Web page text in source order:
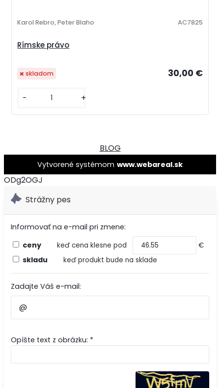
Rímske právo
Karol Rebro, Peter Blaho AC7825
30,00 €
- +
skladom
BLOG
Vytvorené systémom www.webareal.sk
ODg2OGJ
Strážny pes
Informovať na e-mail pri zmene:
ceny
keď cena klesne pod €
skladu keď produkt bude na sklade
Zadajte Váš e-mail:
Opíšte text z obrázku: *